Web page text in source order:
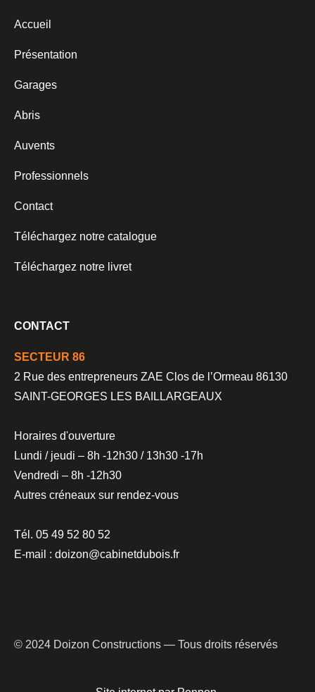
Accueil
Présentation
Garages
Abris
Auvents
Professionnels
Contact
Téléchargez notre catalogue
Téléchargez notre livret
CONTACT
SECTEUR 86
2 Rue des entrepreneurs ZAE Clos de l’Ormeau 86130
SAINT-GEORGES LES BAILLARGEAUX
Horaires d'ouverture
Lundi / jeudi – 8h -12h30 / 13h30 -17h
Vendredi – 8h -12h30
Autres créneaux sur rendez-vous
Tél. 05 49 52 80 52
E-mail : doizon@cabinetdubois.fr
© 2024 Doizon Constructions — Tous droits réservés